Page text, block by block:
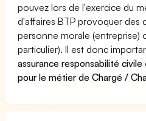
pouvez lors de l'exercice du
d'affaires BTP provoquer des
personne morale (entreprise)
particulier). Il est donc
assurance responsabilité civile
pour le métier de Chargé /